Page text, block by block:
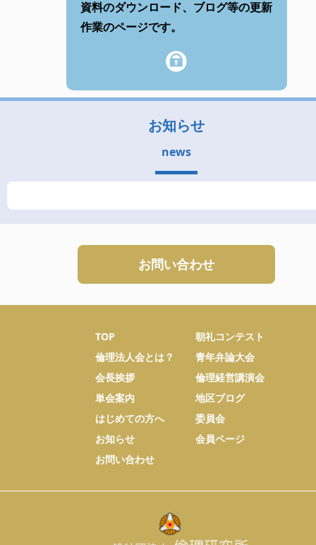
資料のダウンロード、ブログ等の更新
作業のページです。
お知らせ
news
お問い合わせ
TOP
倫理法人会とは？
会長挨拶
単会案内
はじめての方へ
お知らせ
お問い合わせ
朝礼コンテスト
青年弁論大会
倫理経営講演会
地区ブログ
委員会
会員ページ